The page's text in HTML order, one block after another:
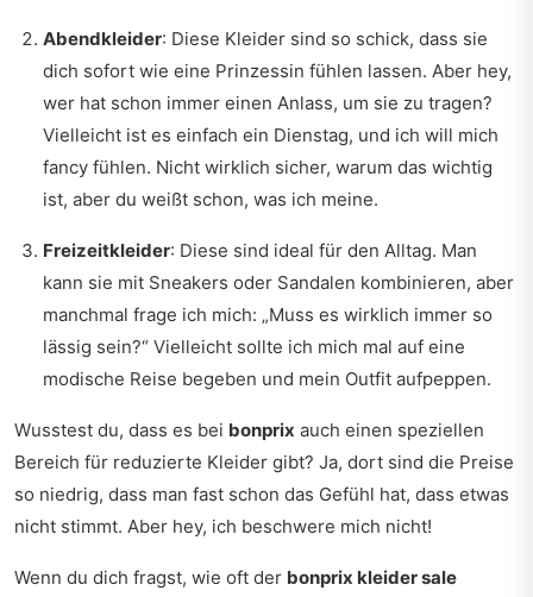
Abendkleider: Diese Kleider sind so schick, dass sie
dich sofort wie eine Prinzessin fühlen lassen. Aber hey,
wer hat schon immer einen Anlass, um sie zu tragen?
Vielleicht ist es einfach ein Dienstag, und ich will mich
fancy fühlen. Nicht wirklich sicher, warum das wichtig
ist, aber du weißt schon, was ich meine.
Freizeitkleider: Diese sind ideal für den Alltag. Man
kann sie mit Sneakers oder Sandalen kombinieren, aber
manchmal frage ich mich: „Muss es wirklich immer so
lässig sein?“ Vielleicht sollte ich mich mal auf eine
modische Reise begeben und mein Outfit aufpeppen.
Wusstest du, dass es bei bonprix auch einen speziellen
Bereich für reduzierte Kleider gibt? Ja, dort sind die Preise
so niedrig, dass man fast schon das Gefühl hat, dass etwas
nicht stimmt. Aber hey, ich beschwere mich nicht!
Wenn du dich fragst, wie oft der bonprix kleider sale